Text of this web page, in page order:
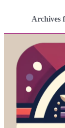
Archives